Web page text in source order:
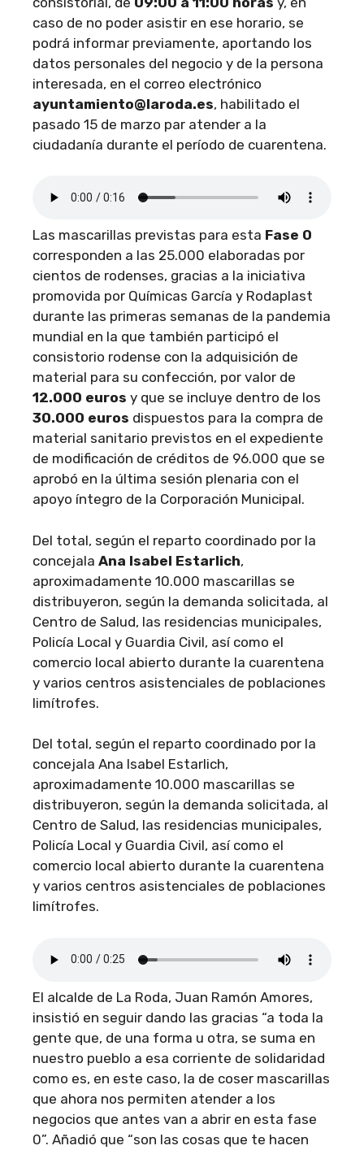
caso de no poder asistir en ese horario, se
podrá informar previamente, aportando los
datos personales del negocio y de la persona
interesada, en el correo electrónico
ayuntamiento@laroda.es, habilitado el
pasado 15 de marzo par atender a la
ciudadanía durante el período de cuarentena.
Las mascarillas previstas para esta Fase 0
corresponden a las 25.000 elaboradas por
cientos de rodenses, gracias a la iniciativa
promovida por Químicas García y Rodaplast
durante las primeras semanas de la pandemia
mundial en la que también participó el
consistorio rodense con la adquisición de
material para su confección, por valor de
12.000 euros y que se incluye dentro de los
30.000 euros dispuestos para la compra de
material sanitario previstos en el expediente
de modificación de créditos de 96.000 que se
aprobó en la última sesión plenaria con el
apoyo íntegro de la Corporación Municipal.
Del total, según el reparto coordinado por la
concejala Ana Isabel Estarlich,
aproximadamente 10.000 mascarillas se
distribuyeron, según la demanda solicitada, al
Centro de Salud, las residencias municipales,
Policía Local y Guardia Civil, así como el
comercio local abierto durante la cuarentena
y varios centros asistenciales de poblaciones
limítrofes.
Del total, según el reparto coordinado por la
concejala Ana Isabel Estarlich,
aproximadamente 10.000 mascarillas se
distribuyeron, según la demanda solicitada, al
Centro de Salud, las residencias municipales,
Policía Local y Guardia Civil, así como el
comercio local abierto durante la cuarentena
y varios centros asistenciales de poblaciones
limítrofes.
El alcalde de La Roda, Juan Ramón Amores,
insistió en seguir dando las gracias “a toda la
gente que, de una forma u otra, se suma en
nuestro pueblo a esa corriente de solidaridad
como es, en este caso, la de coser mascarillas
que ahora nos permiten atender a los
negocios que antes van a abrir en esta fase
0”. Añadió que “son las cosas que te hacen